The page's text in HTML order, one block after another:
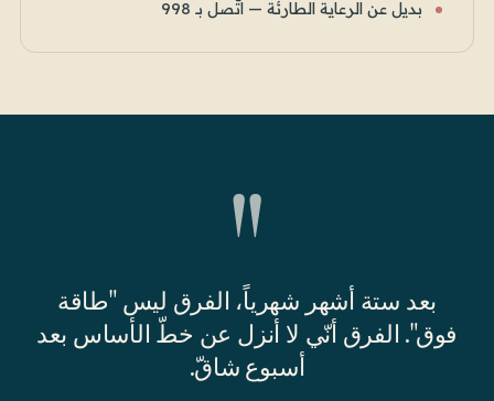
بديل عن الرعاية الطارئة — اتّصل بـ 998
"
بعد ستة أشهر شهرياً، الفرق ليس "طاقة
فوق". الفرق أنّي لا أنزل عن خطّ الأساس بعد
أسبوع شاقّ.